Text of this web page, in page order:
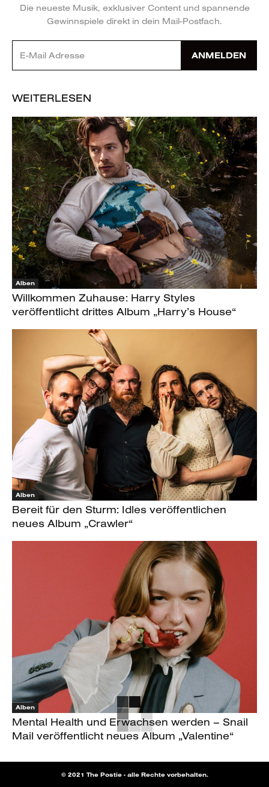
Die neueste Musik, exklusiver Content und spannende
Gewinnspiele direkt in dein Mail-Postfach.
ANMELDEN
WEITERLESEN
Alben
Willkommen Zuhause: Harry Styles
veröffentlicht drittes Album „Harry’s House“
Alben
Bereit für den Sturm: Idles veröffentlichen
neues Album „Crawler“
Alben
Mental Health und Erwachsen werden – Snail
Mail veröffentlicht neues Album „Valentine“
© 2021 The Postie - alle Rechte vorbehalten.